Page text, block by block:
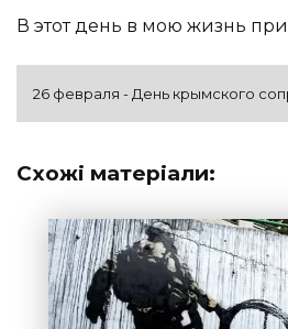
В этот день в мою жизнь
26 февраля - День крымского
Схожі матеріали: